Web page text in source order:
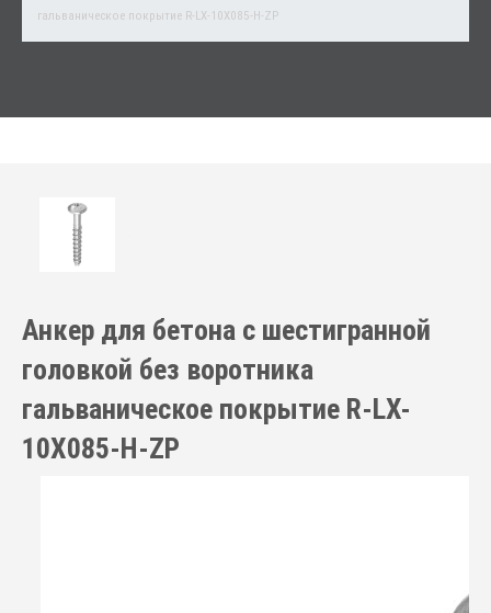
гальваническое покрытие R-LX-10X085-H-ZP
Анкер для бетона с шестигранной
головкой без воротника
гальваническое покрытие R-LX-
10X085-H-ZP